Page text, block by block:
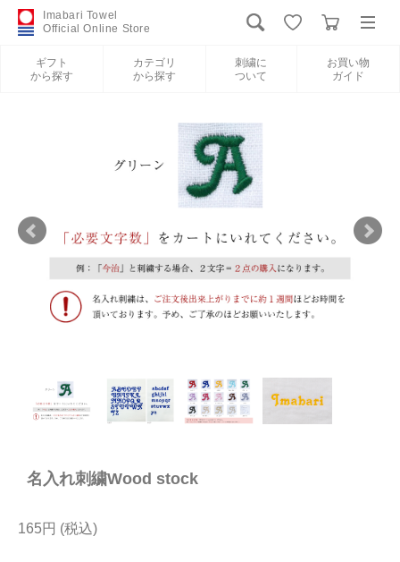
Imabari Towel
Official Online Store
ギフト
から探す
カテゴリ
から探す
刺繍に
ついて
お買い物
ガイド
新規会員登録
刺繍について
お買い物ガイド
当サイトについて
名入れ刺繍Wood stock
165円